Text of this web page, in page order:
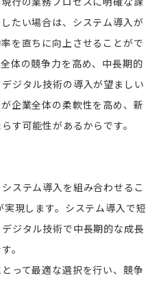
たい場合は、システム導入が
を直ちに向上させることがで
体の競争力を高め、中長期的
ジタル技術の導入が望ましい
企業全体の柔軟性を高め、新
す可能性があるからです。
ステム導入を組み合わせるこ
現します。システム導入で短
ジタル技術で中長期的な成長
。
って最適な選択を行い、競争